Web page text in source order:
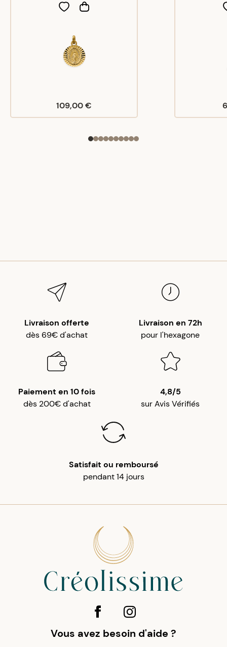
109,00 €
Livraison offerte
dès 69€ d'achat
Livraison en 72h
pour l'hexagone
Paiement en 10 fois
dès 200€ d'achat
4,8/5
sur Avis Vérifiés
Satisfait ou remboursé
pendant 14 jours
Vous avez besoin d'aide ?